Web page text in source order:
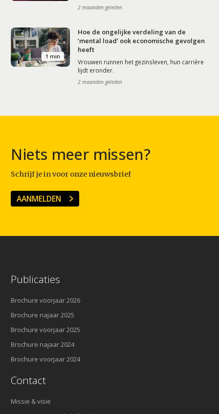
2 maanden geleden
1 min
Hoe de ongelijke verdeling van de
‘mental load’ ook economische gevolgen
heeft
Vrouwen runnen het gezinsleven, hun carrière
lijdt eronder.
2 maanden geleden
Niets meer missen?
Schrijf je in voor onze nieuwsbrief
AANMELDEN
Publicaties
Brochure voorjaar 2026
Brochure najaar 2025
Brochure voorjaar 2025
Brochure najaar 2024
Brochure voorjaar 2024
Contact
Missie & visie